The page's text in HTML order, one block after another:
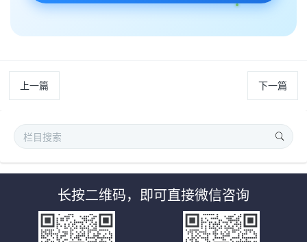
上一篇 下一篇
长按二维码，即可直接微信咨询